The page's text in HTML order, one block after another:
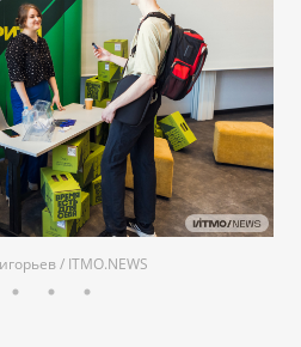
/ ITMO.NEWS